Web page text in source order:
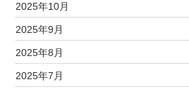
2025年10月
2025年9月
2025年8月
2025年7月